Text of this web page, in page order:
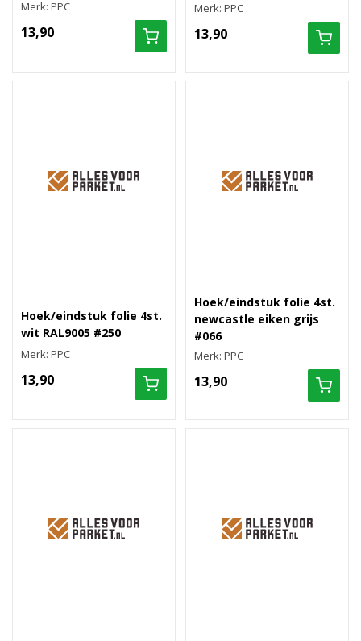
Merk: PPC
13,90
Merk: PPC
13,90
Hoek/eindstuk folie 4st.
wit RAL9005 #250
Merk: PPC
13,90
Hoek/eindstuk folie 4st.
newcastle eiken grijs
#066
Merk: PPC
13,90